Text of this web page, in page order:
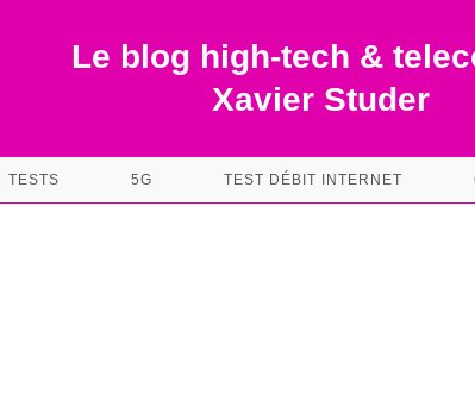
Le blog high-tech &
Xavier Studer
TESTS 5G TEST DÉBIT INTERNET